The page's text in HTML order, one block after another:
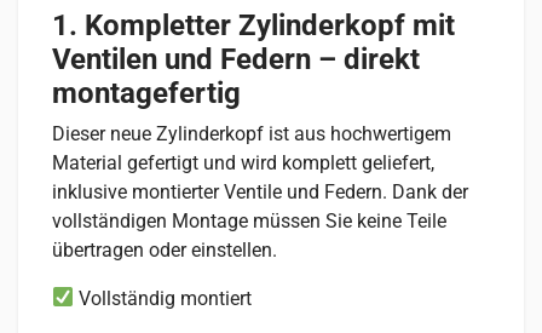
1. Kompletter Zylinderkopf mit
Ventilen und Federn – direkt
montagefertig
Dieser neue Zylinderkopf ist aus hochwertigem
Material gefertigt und wird komplett geliefert,
inklusive montierter Ventile und Federn. Dank der
vollständigen Montage müssen Sie keine Teile
übertragen oder einstellen.
Vollständig montiert